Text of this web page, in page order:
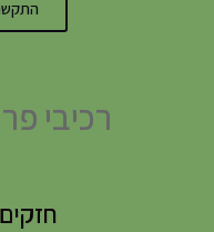
התקשרו ל:
רכיבי